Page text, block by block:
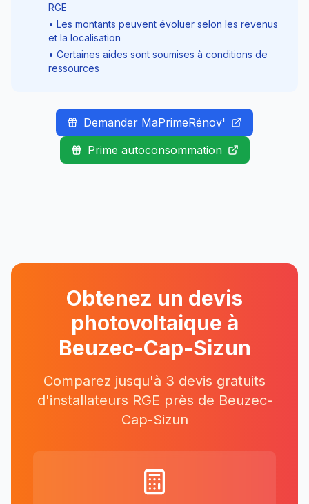
RGE
• Les montants peuvent évoluer selon les revenus
et la localisation
• Certaines aides sont soumises à conditions de
ressources
Demander MaPrimeRénov'
Prime autoconsommation
Obtenez un devis
photovoltaique à
Beuzec-Cap-Sizun
Comparez jusqu'à 3 devis gratuits
d'installateurs RGE près de Beuzec-
Cap-Sizun